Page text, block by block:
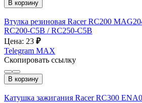
В корзину
Втулка резиновая Racer RC200
RC200-C5B / RC250-C5B
Цена: 23 ₽
Telegram MAX
Скопировать ссылку
В корзину
Катушка зажигания Racer RC300